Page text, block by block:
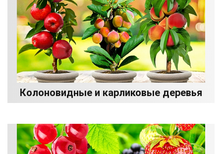
Колоновидные и карликовые деревья